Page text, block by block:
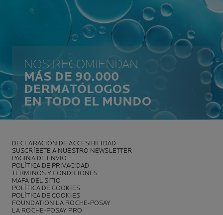
NOS RECOMIENDAN
MÁS DE 90.000
DERMATÓLOGOS
EN TODO EL MUNDO
DECLARACIÓN DE ACCESIBILIDAD
SUSCRÍBETE A NUESTRO NEWSLETTER
PÁGINA DE ENVÍO
POLÍTICA DE PRIVACIDAD
TÉRMINOS Y CONDICIONES
MAPA DEL SITIO
POLÍTICA DE COOKIES
POLÍTICA DE COOKIES
FOUNDATION LA ROCHE-POSAY
LA ROCHE-POSAY PRO